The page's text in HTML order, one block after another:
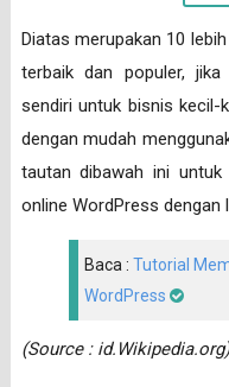
Diatas merupakan 10
terbaik dan populer,
sendiri untuk bisnis kecil-
dengan mudah
tautan dibawah ini
online WordPress dengan
Baca : Tutorial
WordPress
(Source : id.Wikipedia.org)